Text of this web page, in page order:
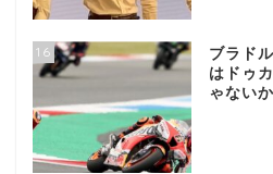
16
ブラド
はドゥ
ゃないか